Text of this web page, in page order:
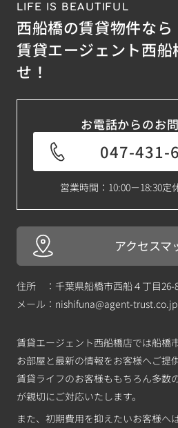
LIFE IS BEAUTIFUL
西船橋の賃貸物件なら
賃貸エージェント西
せ！
お電話からのお
047-431-
営業時間：10:00－18:30定
アクセスマ
住所 ：千葉県船橋市西船４丁目
メール： nishifuna@agent-trust.co.jp
賃貸エージェント西船橋店では船橋
お部屋と最新の情報をお客様へご提
賃貸ライフのお客様ももちろん多数
が親切にご対応いたします。
また、初期費用を抑えたいお客様へ